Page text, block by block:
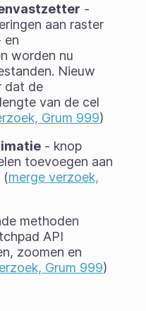
-
aan raster
en
worden nu
Nieuw
dat de
van de cel
Grum 999)
- knop
toevoegen aan
(merge verzoek,
methoden
API
zoomen en
Grum 999)